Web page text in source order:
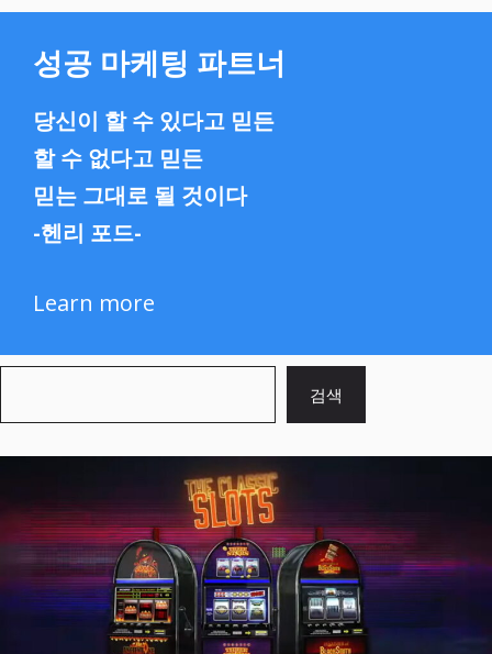
성공 마케팅 파트너
당신이 할 수 있다고 믿든
할 수 없다고 믿든
믿는 그대로 될 것이다
-헨리 포드-
Learn more
색
검색